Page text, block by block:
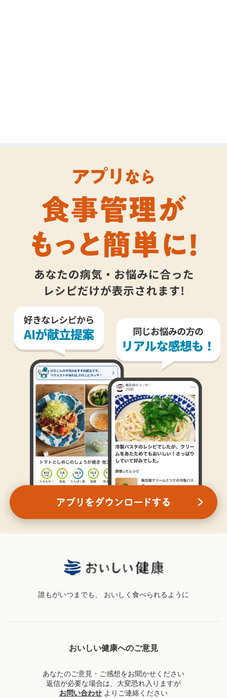
誰もがいつまでも、 おいしく食べられるように
おいしい健康へのご意見
あなたのご意見・ご感想をお聞かせください
返信が必要な場合は、大変恐れ入りますが
お問い合わせ よりご連絡ください